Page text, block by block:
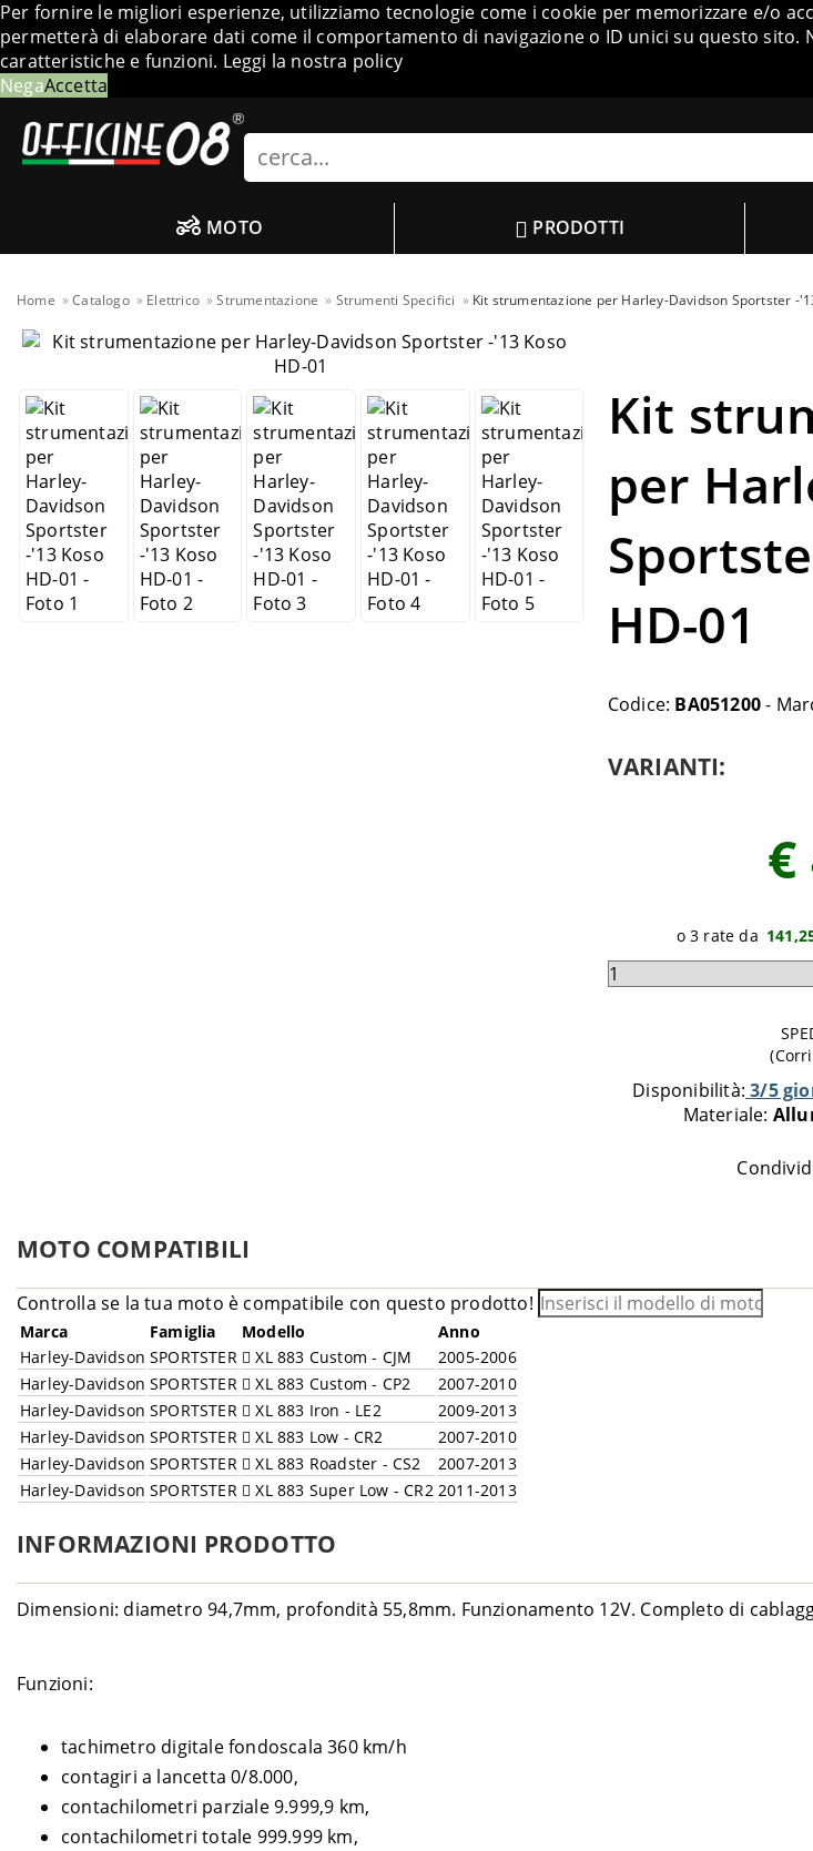
Per fornire le migliori esperienze, utilizziamo tecnologie come i cookie per memorizzare e/o
permetterà di elaborare dati come il comportamento di navigazione o ID unici su questo
caratteristiche e funzioni. Leggi la nostra policy
NegaAccetta
Search
MOTO PRODOTTI
Home Catalogo Elettrico Strumentazione Strumenti Specifici Kit strumentazione per Harley-Davidson Sportster -
Kit
per
HD-01
Codice: BA051200-
VARIANTI:
Disponibilità: 3/5
Materiale:
€
Seleziona
carrello
MOTO COMPATIBILI
Controlla se la tua moto è compatibile con questo prodotto!
Marca Famiglia Modello
Anno
Harley-Davidson SPORTSTER XL 883 Custom - CJM
2005-2006
Harley-Davidson SPORTSTER XL 883 Custom - CP2
2007-2010
Harley-Davidson SPORTSTER XL 883 Iron - LE2
2009-2013
Harley-Davidson SPORTSTER XL 883 Low - CR2
2007-2010
Harley-Davidson SPORTSTER XL 883 Roadster - CS2
2007-2013
Harley-Davidson SPORTSTER XL 883 Super Low - CR2 2011-2013
INFORMAZIONI PRODOTTO
Dimensioni: diametro 94,7mm, profondità 55,8mm. Funzionamento 12V. Completo di
Funzioni:
tachimetro digitale fondoscala 360 km/h
contagiri a lancetta 0/8.000,
contachilometri parziale 9.999,9 km,
contachilometri totale 999.999 km,